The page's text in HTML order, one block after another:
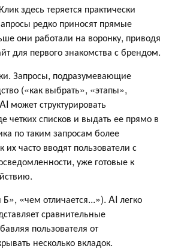
здесь теряется практически
редко приносят прямые
они работали на воронку, приводя
для первого знакомства с брендом.
Запросы, подразумевающие
(«как выбрать», «этапы»,
может структурировать
списков и выдать ее прямо в
по таким запросам более
их часто вводят пользователи с
уже готовые к
«чем отличается...»). AI легко
сравнительные
пользователя от
несколько вкладок.